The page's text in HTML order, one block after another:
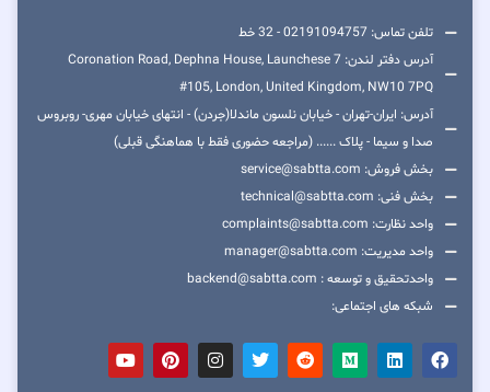
تلفن تماس: 02191094757 - 32 خط
آدرس دفتر لندن: 7 Coronation Road, Dephna House, Launchese
#105, London, United Kingdom, NW10 7PQ
آدرس: ایران-تهران - خیابان نلسون ماندلا(جردن) - انتهای خیابان مهری- روبروس
صدا و سیما - پلاک ...... (مراجعه حضوری فقط با هماهنگی قبلی)
بخش فروش: service@sabtta.com
بخش فنی: technical@sabtta.com
واحد نظارت: complaints@sabtta.com
واحد مدیریت: manager@sabtta.com
واحدتحقیق و توسعه : backend@sabtta.com
شبکه های اجتماعی: